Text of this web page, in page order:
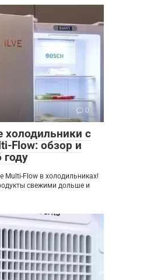
0
с
Flow: обзор и
Multi-Flow в холодильниках!
свежими дольше и